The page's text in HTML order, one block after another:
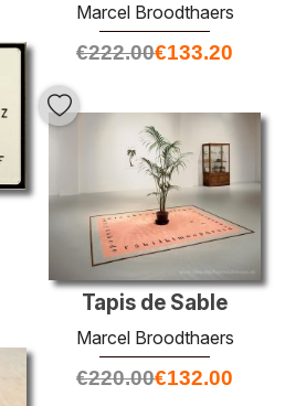
Marcel Broodthaers
€222.00€133.20
Tapis de Sable
Marcel Broodthaers
€220.00€132.00